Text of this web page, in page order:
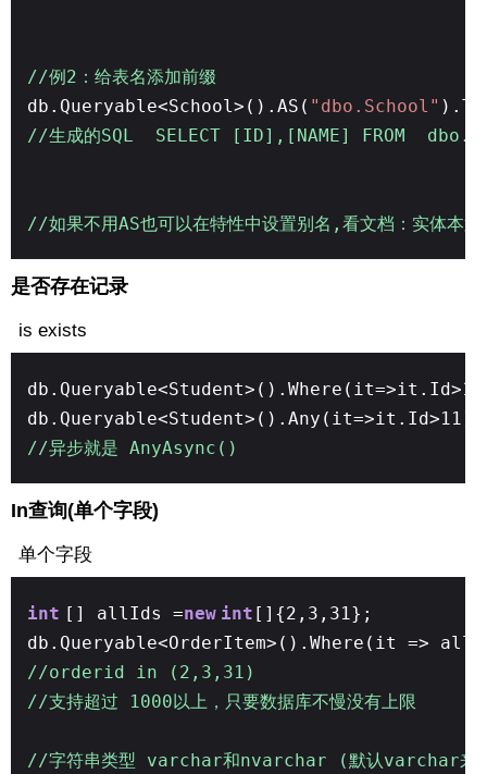
//例2：给表名添加前缀
db.Queryable<School>().AS( "dbo.School"
//生成的SQL SELECT [ID],[NAME] FROM
//如果不用AS也可以在特性中设置别名,看文档：实体本置
是否存在记录
is exists
db.Queryable<Student>().Any(it=>it.Id>11)
//异步就是 AnyAsync()
In查询(单个字段)
单个字段
int [] allIds =new int []{2,3,31};
db.Queryable<OrderItem>().Where(it =>
//orderid in (2,3,31)
//支持超过 1000以上，只要数据库不慢没有上限
//字符串类型 varchar和nvarchar (默认varchar来